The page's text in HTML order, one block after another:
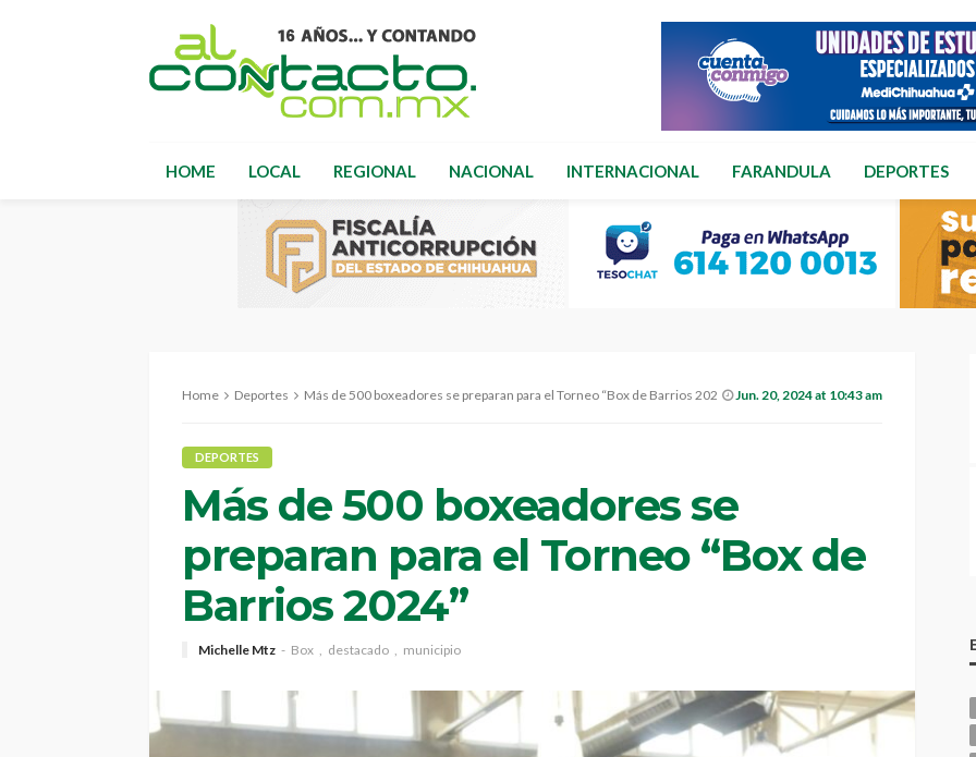
HOME LOCAL REGIONAL NACIONAL INTERNACIONAL FARANDULA DEPORTES
Home Deportes Más de 500 boxeadores se preparan para el Torneo “Box de Barrios 2024” Jun. 20, 2024 at 10:43 am
DEPORTES
Más de 500 boxeadores se
preparan para el Torneo “Box de
Barrios 2024”
Michelle Mtz Box destacado municipio